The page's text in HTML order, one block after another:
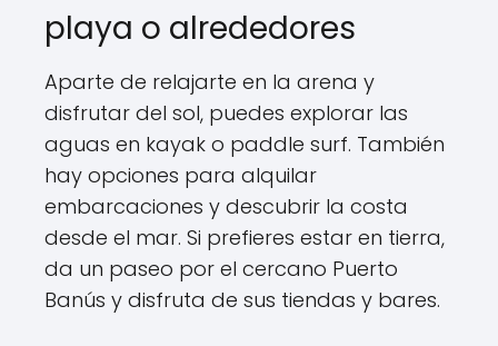
playa o alrededores
Aparte de relajarte en la arena y
disfrutar del sol, puedes explorar las
aguas en kayak o paddle surf. También
hay opciones para alquilar
embarcaciones y descubrir la costa
desde el mar. Si prefieres estar en tierra,
da un paseo por el cercano Puerto
Banús y disfruta de sus tiendas y bares.